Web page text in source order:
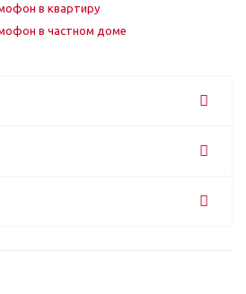
в квартиру
в частном доме